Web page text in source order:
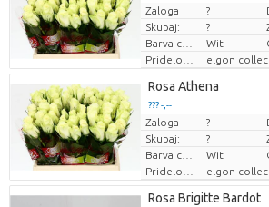
Cena za kos
Zaloga ?
Skupaj:
?
Barva cvetov
Wit
elgon
Rosa Athena
??? -,--
Cena za kos
Zaloga ?
Skupaj:
?
Barva cvetov
Wit
elgon
Rosa Brigitte Bardot